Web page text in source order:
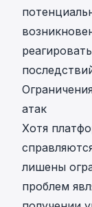
атак
Хотя
лишены
проблем